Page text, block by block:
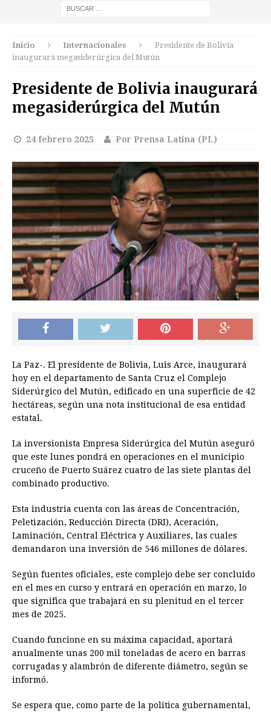
Inicio Internacionales
Presidente de Bolivia
inaugurará megasiderúrgica del Mutún
Presidente de Bolivia inaugurará
megasiderúrgica del Mutún
24 febrero 2025 Por Prensa Latina (PL)
La Paz-. El presidente de Bolivia, Luis Arce, inaugurará
hoy en el departamento de Santa Cruz el Complejo
Siderúrgico del Mutún, edificado en una superficie de 42
hectáreas, según una nota institucional de esa entidad
estatal.
La inversionista Empresa Siderúrgica del Mutún aseguró
que este lunes pondrá en operaciones en el municipio
cruceño de Puerto Suárez cuatro de las siete plantas del
combinado productivo.
Esta industria cuenta con las áreas de Concentración,
Peletización, Reducción Directa (DRI), Aceración,
Laminación, Central Eléctrica y Auxiliares, las cuales
demandaron una inversión de 546 millones de dólares.
Según fuentes oficiales, este complejo debe ser concluido
en el mes en curso y entrará en operación en marzo, lo
que significa que trabajará en su plenitud en el tercer
mes de 2025.
Cuando funcione en su máxima capacidad, aportará
anualmente unas 200 mil toneladas de acero en barras
corrugadas y alambrón de diferente diámetro, según se
informó.
Se espera que, como parte de la política gubernamental,